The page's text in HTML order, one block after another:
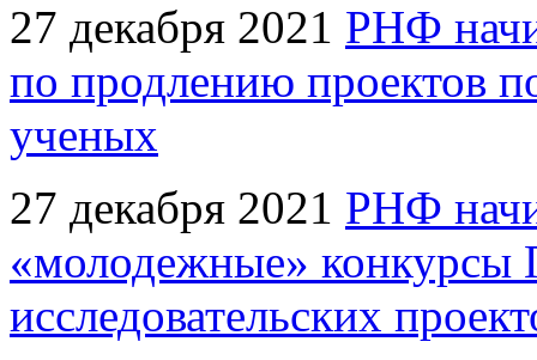
27 декабря 2021 РНФ
по продлению проектов
ученых
27 декабря 2021 РНФ
«молодежные» конкурсы
исследовательских